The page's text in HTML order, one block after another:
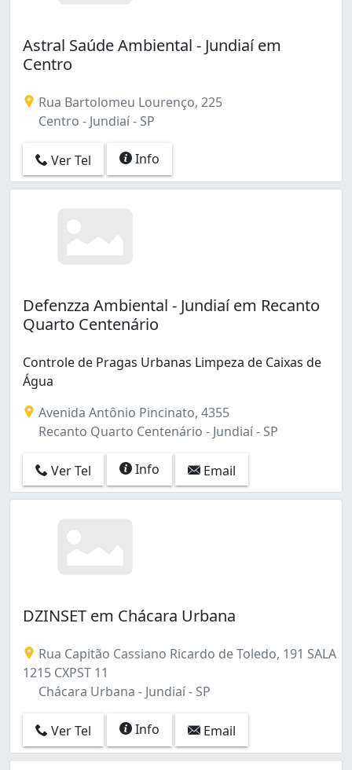
Astral Saúde Ambiental - Jundiaí em
Centro
Rua Bartolomeu Lourenço, 225
Centro - Jundiaí - SP
Ver Tel Info
Defenzza Ambiental - Jundiaí em Recanto
Quarto Centenário
Controle de Pragas Urbanas Limpeza de Caixas de
Água
Avenida Antônio Pincinato, 4355
Recanto Quarto Centenário - Jundiaí - SP
Ver Tel Info Email
DZINSET em Chácara Urbana
Rua Capitão Cassiano Ricardo de Toledo, 191 SALA
1215 CXPST 11
Chácara Urbana - Jundiaí - SP
Ver Tel Info Email